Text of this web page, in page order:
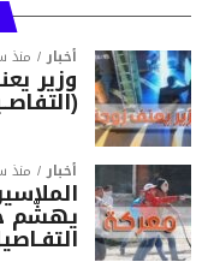
أخبار منذ
وزير
أخبار منذ
يهشّم